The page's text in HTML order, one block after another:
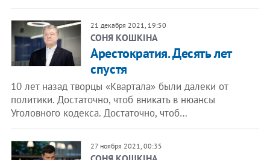
21 декабря 2021, 19:50
СОНЯ КОШКІНА
Арестократия. Десять лет
спустя
10 лет назад творцы «Квартала» были далеки от
политики. Достаточно, чтоб вникать в нюансы
Уголовного кодекса. Достаточно, чтоб…
27 ноября 2021, 00:35